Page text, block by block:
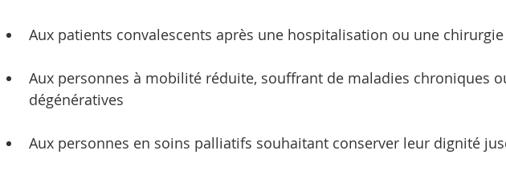
Aux patients convalescents après une hospitalisation ou une chirurgie
Aux personnes à mobilité réduite, souffrant de maladies chroniques
dégénératives
Aux personnes en soins palliatifs souhaitant conserver leur dignité